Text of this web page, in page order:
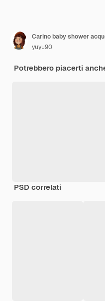
Carino baby shower
yuyu90
Potrebbero piacerti
PSD correlati